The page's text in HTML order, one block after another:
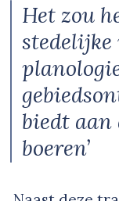
Het zou
biedt aan
boeren’